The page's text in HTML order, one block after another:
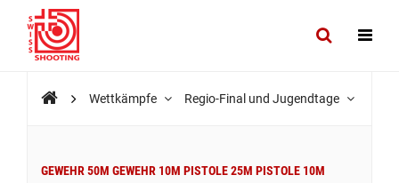
Wettkämpfe Regio-Final und Jugendtage
GEWEHR 50M GEWEHR 10M PISTOLE 25M PISTOLE 10M